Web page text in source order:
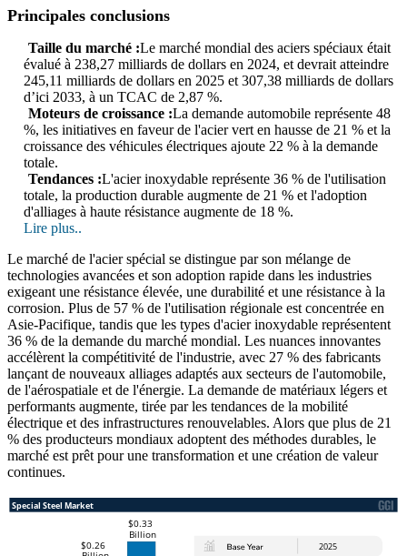
Principales conclusions
Taille du marché :Le marché mondial des aciers spéciaux était
évalué à 238,27 milliards de dollars en 2024, et devrait atteindre
245,11 milliards de dollars en 2025 et 307,38 milliards de dollars
d’ici 2033, à un TCAC de 2,87 %.
Moteurs de croissance :La demande automobile représente 48
%, les initiatives en faveur de l'acier vert en hausse de 21 % et la
croissance des véhicules électriques ajoute 22 % à la demande
totale.
Tendances :L'acier inoxydable représente 36 % de l'utilisation
totale, la production durable augmente de 21 % et l'adoption
d'alliages à haute résistance augmente de 18 %.
Lire plus..
Le marché de l'acier spécial se distingue par son mélange de
technologies avancées et son adoption rapide dans les industries
exigeant une résistance élevée, une durabilité et une résistance à la
corrosion. Plus de 57 % de l'utilisation régionale est concentrée en
Asie-Pacifique, tandis que les types d'acier inoxydable représentent
36 % de la demande du marché mondial. Les nuances innovantes
accélèrent la compétitivité de l'industrie, avec 27 % des fabricants
lançant de nouveaux alliages adaptés aux secteurs de l'automobile,
de l'aérospatiale et de l'énergie. La demande de matériaux légers et
performants augmente, tirée par les tendances de la mobilité
électrique et des infrastructures renouvelables. Alors que plus de 21
% des producteurs mondiaux adoptent des méthodes durables, le
marché est prêt pour une transformation et une création de valeur
continues.